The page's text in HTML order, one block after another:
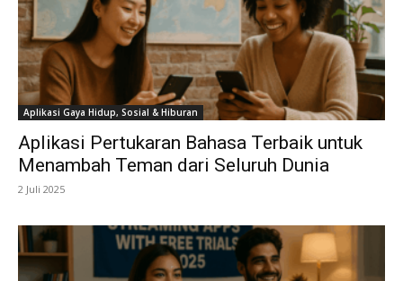
Aplikasi Gaya Hidup, Sosial & Hiburan
Aplikasi Pertukaran Bahasa Terbaik untuk
Menambah Teman dari Seluruh Dunia
2 Juli 2025